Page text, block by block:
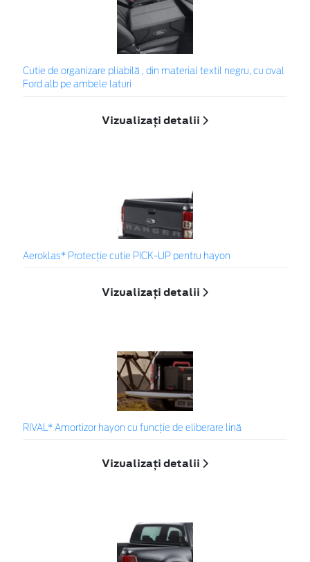
Cutie de organizare pliabilă , din material textil negru, cu oval
Ford alb pe ambele laturi
Vizualizați detalii
Aeroklas* Protecţie cutie PICK-UP pentru hayon
Vizualizați detalii
RIVAL* Amortizor hayon cu funcție de eliberare lină
Vizualizați detalii